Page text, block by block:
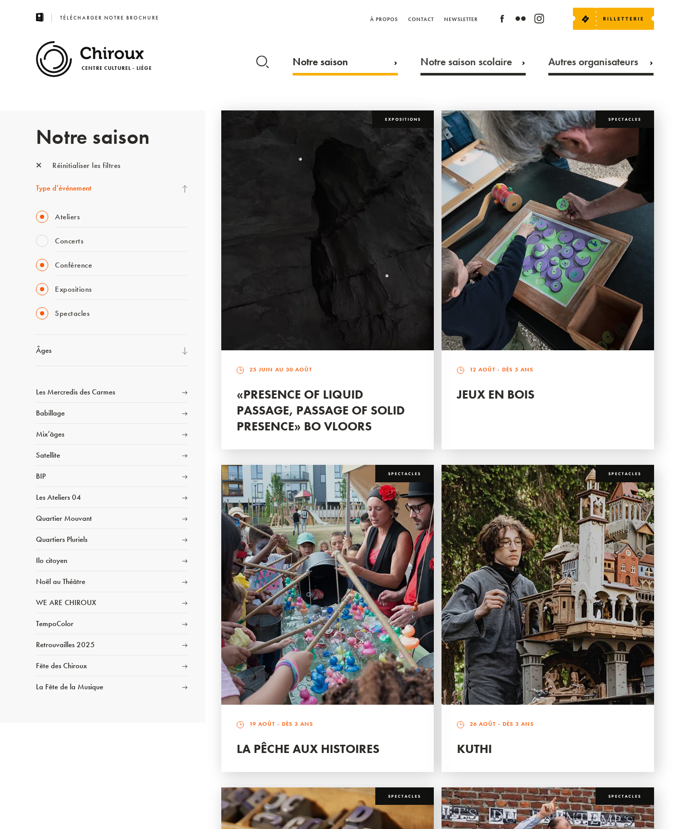
TÉLÉCHARGER NOTRE BROCHURE À PROPOS CONTACT NEWSLETTER
CENTRE CULTUREL - LIÈGE Notre saison Notre saison scolaire Autres organisateurs
Notre saison
Réinitialiser les filtres
Type d’événement
Ateliers
Concerts
Conférence
Expositions
Spectacles
Âges
Les Mercredis des Carmes
Babillage
Mix’âges
Satellite
BIP
Les Ateliers 04
Quartier Mouvant
Quartiers Pluriels
Ilo citoyen
Noël au Théâtre
WE ARE CHIROUX
TempoColor
Retrouvailles 2025
Fête des Chiroux
La Fête de la Musique
EXPOSITIONS
25 JUIN AU 30 AOÛT
«PRESENCE OF LIQUID
PASSAGE, PASSAGE OF SOLID
PRESENCE» BO VLOORS
SPECTACLES
12 AOÛT - DÈS 5 ANS
JEUX EN BOIS
SPECTACLES
19 AOÛT - DÈS 3 ANS
LA PÊCHE AUX HISTOIRES
SPECTACLES
26 AOÛT - DÈS 3 ANS
KUTHI
SPECTACLES SPECTACLES